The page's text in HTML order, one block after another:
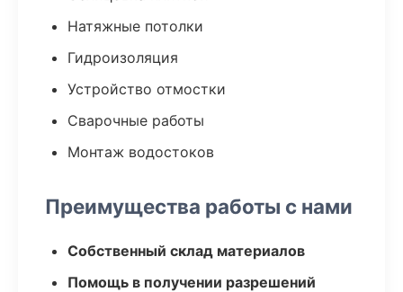
Натяжные потолки
Гидроизоляция
Устройство отмостки
Сварочные работы
Монтаж водостоков
Преимущества работы с нами
Собственный склад материалов
Помощь в получении разрешений